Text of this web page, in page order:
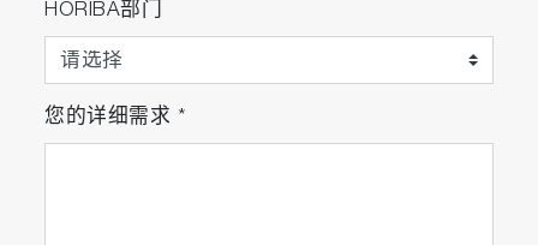
HORIBA部门
您的详细需求 *